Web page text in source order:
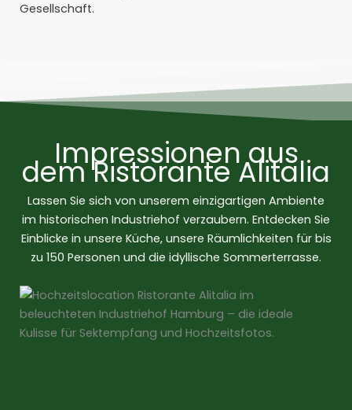
Gesellschaft.
Impressionen aus
dem Ristorante Alitalia
Lassen Sie sich von unserem einzigartigen Ambiente
im historischen Industriehof verzaubern. Entdecken Sie
Einblicke in unsere Küche, unsere Räumlichkeiten für bis
zu 150 Personen und die idyllische Sommerterrasse.